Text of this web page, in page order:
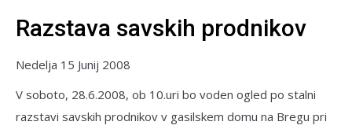
Razstava savskih prodnikov
Nedelja 15 Junij 2008
V soboto, 28.6.2008, ob 10.uri bo voden ogled po stalni
razstavi savskih prodnikov v gasilskem domu na Bregu pri